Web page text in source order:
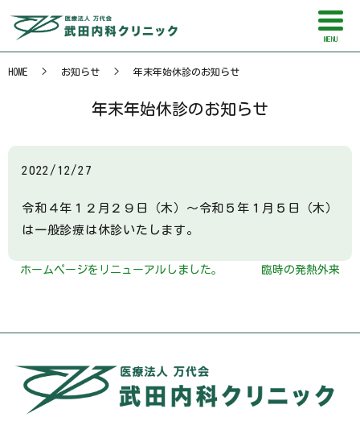
MENU
HOME お知らせ 年末年始休診のお知らせ
年末年始休診のお知らせ
2022/12/27
令和４年１２月２９日（木）～令和５年１月５日（木）
は一般診療は休診いたします。
ホームページをリニューアルしました。 臨時の発熱外来